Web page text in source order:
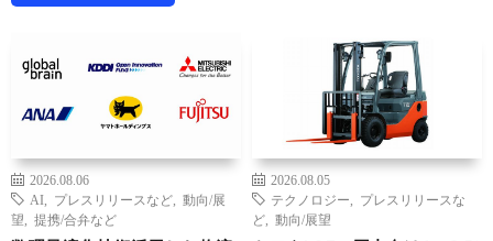
2026.08.06
AI
プレスリリースなど
動向/展
望
提携/合弁など
2026.08.05
テクノロジー
プレスリリースな
ど
動向/展望